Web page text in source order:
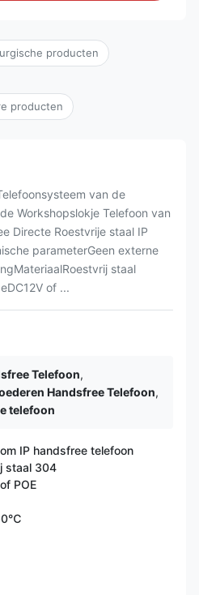
producten
producten
van de
Workshopslokje Telefoon van
Directe Roestvrije staal IP
parameterGeen externe
staal
of ...
Telefoon,
Handsfree Telefoon,
telefoon
IP handsfree telefoon
staal 304
POE